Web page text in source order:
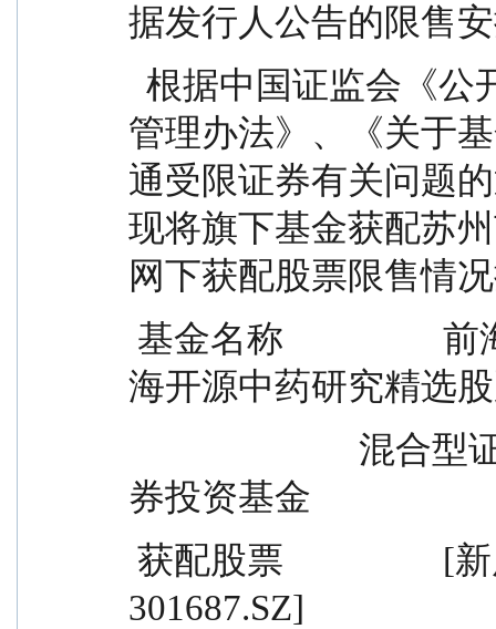
据发行人公告的限售
管理办法》、《关于
通受限证券有关问题
现将旗下基金获配苏
网下获配股票限售情
海开源中药研究精选
券投资基金
301687.SZ]